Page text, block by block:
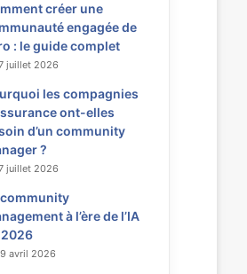
créer une
engagée de
: le guide complet
juillet 2026
les compagnies
ont-elles
d’un community
?
juillet 2026
community
à l’ère de l’IA
avril 2026